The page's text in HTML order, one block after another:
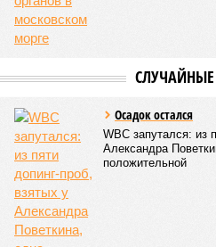
СЛУЧАЙНЫЕ
Осадок остался
WBC запутался: из
Александра
положительной